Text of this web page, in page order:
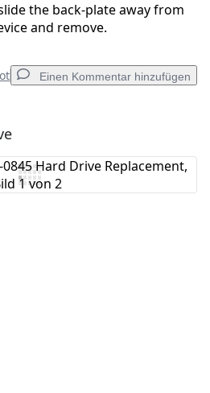
the back-plate away from
and remove.
Einen Kommentar hinzufügen
hinzufügen